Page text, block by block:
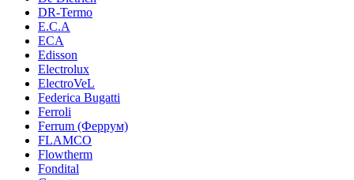
DR-Termo
E.C.A
ECA
Edisson
Electrolux
ElectroVeL
Federica Bugatti
Ferroli
Ferrum (Феррум)
FLAMCO
Flowtherm
Fondital